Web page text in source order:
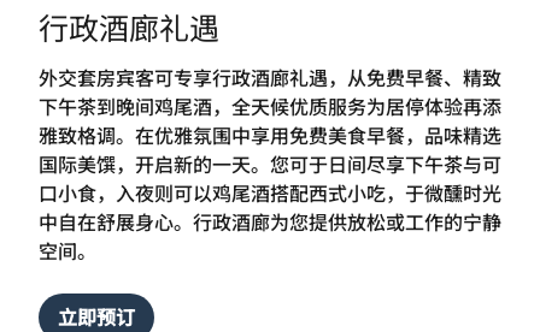
行政酒廊礼遇
外交套房宾客可专享行政酒廊礼遇，从免费早餐、精致
下午茶到晚间鸡尾酒，全天候优质服务为居停体验再添
雅致格调。在优雅氛围中享用免费美食早餐，品味精选
国际美馔，开启新的一天。您可于日间尽享下午茶与可
口小食，入夜则可以鸡尾酒搭配西式小吃，于微醺时光
中自在舒展身心。行政酒廊为您提供放松或工作的宁静
空间。
立即预订